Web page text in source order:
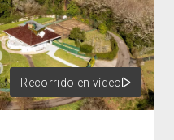
Recorrido en vídeo